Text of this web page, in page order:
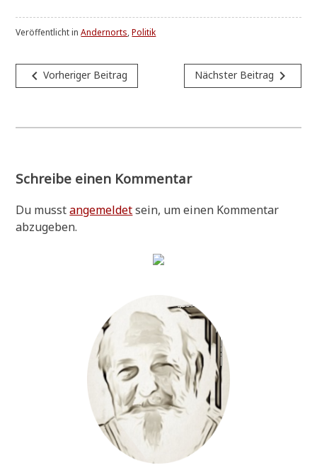
Veröffentlicht inAndernorts,Politik
Beitragsnavigation
navigate_beforeVorheriger Beitrag Nächster Beitrag navigate_next
Schreibe einen Kommentar
Du musstangemeldetsein, um einen Kommentar
abzugeben.